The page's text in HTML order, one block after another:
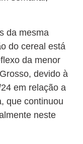
da mesma
do cereal está
da menor
devido à
em relação a
que continuou
neste